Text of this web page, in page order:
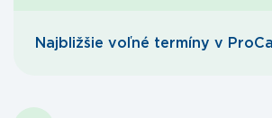
Najbližšie voľné termíny v